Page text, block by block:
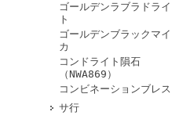
ゴールデンラブラドライ
ト
ゴールデンブラックマイ
カ
コンドライト隕石
（NWA869）
コンビネーションブレス
サ行